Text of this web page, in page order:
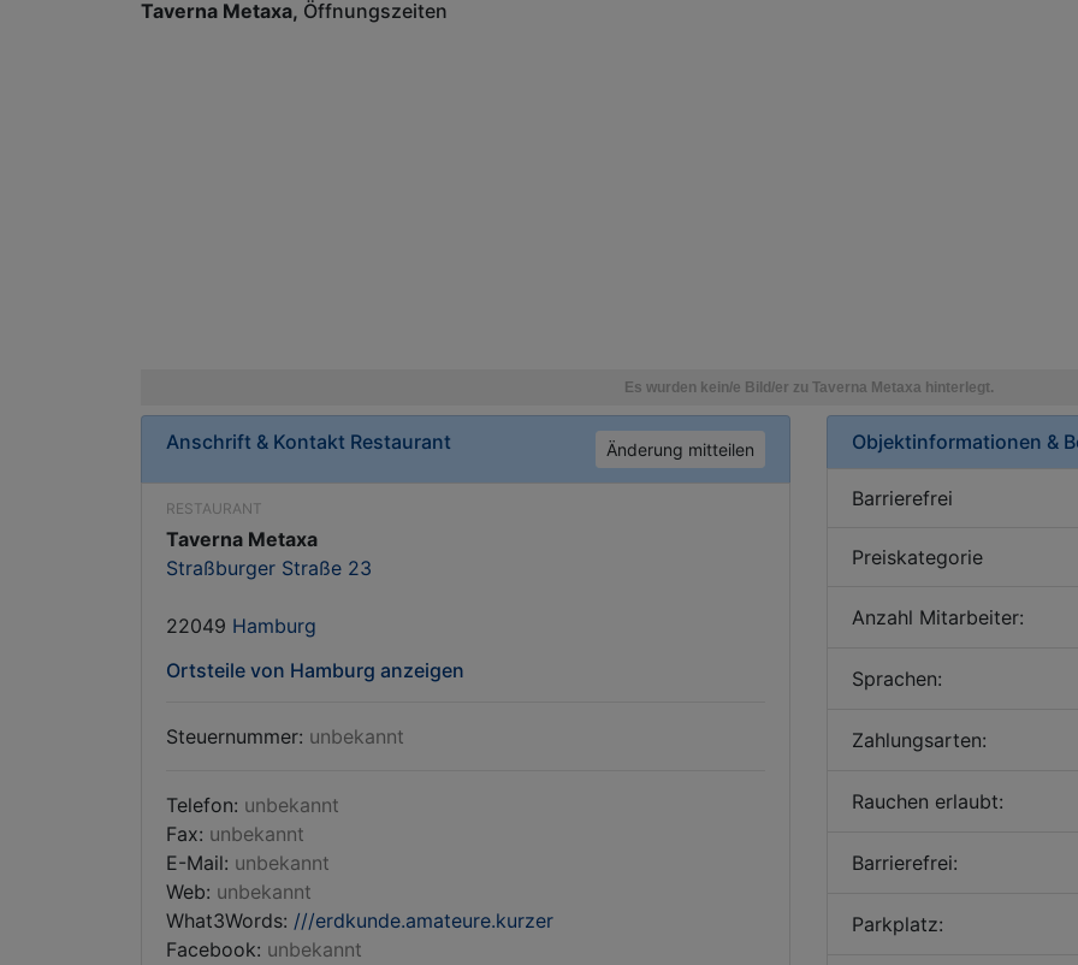
Taverna Metaxa Öffnungszeiten
Anschrift & Kontakt Restaurant Änderung mitteilen
RESTAURANT
Taverna Metaxa
Straßburger Straße 23
22049 Hamburg
Ortsteile von Hamburg anzeigen
Steuernummer: unbekannt
Telefon: unbekannt
Fax: unbekannt
E-Mail: unbekannt
Web: unbekannt
What3Words: ///erdkunde.amateure.kurzer
Facebook: unbekannt
Objektinformationen &
Barrierefrei
Preiskategorie
Anzahl Mitarbeiter:
Sprachen:
Zahlungsarten:
Rauchen erlaubt:
Barrierefrei:
Parkplatz: